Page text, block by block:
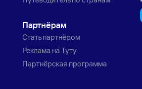
Партнёрам
Стать партнёром
Реклама на Туту
Партнёрская программа